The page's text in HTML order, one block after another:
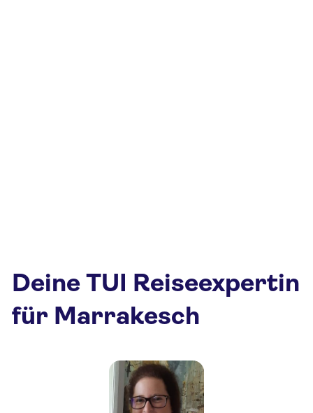
Deine TUI Reiseexpertin
für Marrakesch